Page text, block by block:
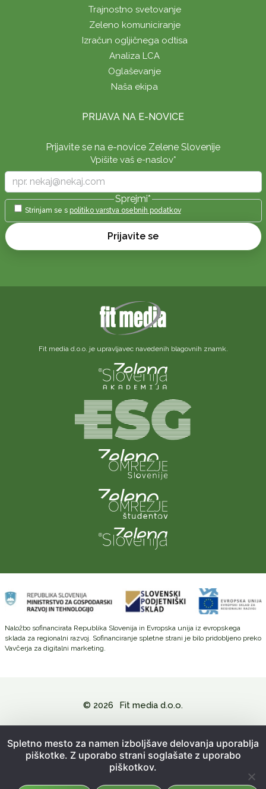
Trajnostno svetovanje
Zeleno komuniciranje
Izračun ogljičnega odtisa
Analiza LCA
Oglaševanje
Naša ekipa
PRIJAVA NA E-NOVICE
Prijavite se na e-novice Zelene Slovenije
Vpišite vaš e-naslov*
Sprejmi*
Strinjam se s politiko varstva osebnih podatkov
Prijavite se
Fit media d.o.o. je upravljavec navedenih blagovnih znamk.
Naložbo sofinancirata Republika Slovenija in Evropska unija iz evropskega
sklada za regionalni razvoj. Sofinanciranje spletne strani je bilo pridobljeno preko
Vavčerja za digitalni marketing.
© 2026 Fit media d.o.o.
Splošni pogoji poslovanja
Spletno mesto za namen izboljšave delovanja uporablja
piškotke. Z uporabo strani soglašate z uporabo
piškotkov.